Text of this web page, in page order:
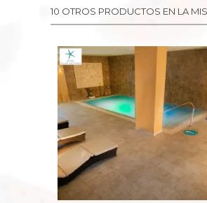
10 OTROS PRODUCTOS EN LA